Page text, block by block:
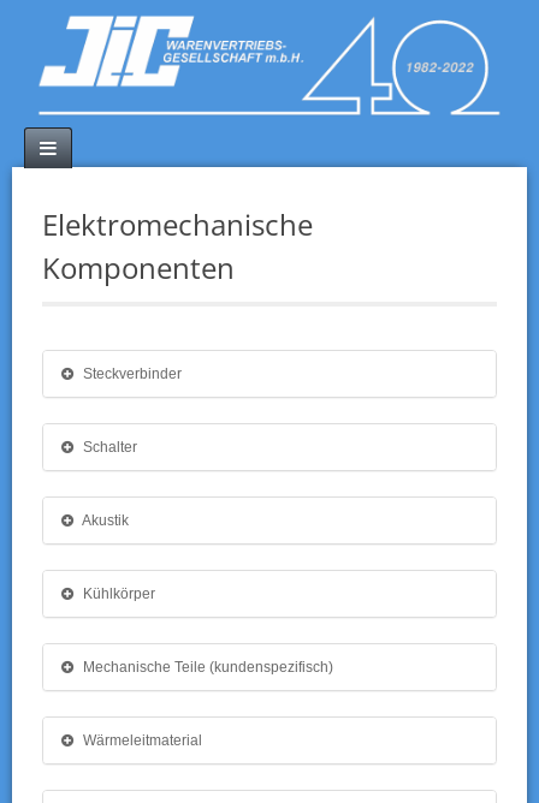
Elektromechanische
Komponenten
Steckverbinder
Schalter
Akustik
Kühlkörper
Mechanische Teile (kundenspezifisch)
Wärmeleitmaterial